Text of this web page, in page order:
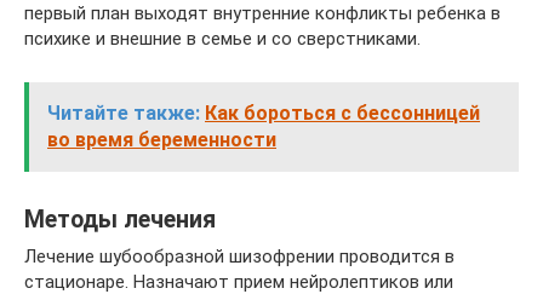
первый план выходят внутренние конфликты ребенка в
психике и внешние в семье и со сверстниками.
Читайте также: Как бороться с бессонницей
во время беременности
Методы лечения
Лечение шубообразной шизофрении проводится в
стационаре. Назначают прием нейролептиков или